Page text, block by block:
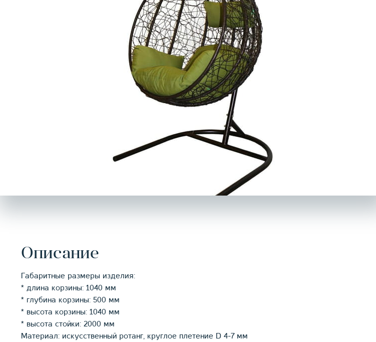
Описание
Габаритные размеры изделия:
* длина корзины: 1040 мм
* глубина корзины: 500 мм
* высота корзины: 1040 мм
* высота стойки: 2000 мм
Материал: искусственный ротанг, круглое плетение D 4-7 мм